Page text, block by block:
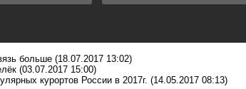
больше (18.07.2017 13:02)
(03.07.2017 15:00)
курортов России в 2017г. (14.05.2017 08:13)